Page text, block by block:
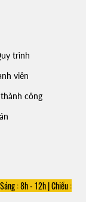
trình
viên
công
: 8h - 12h |Chiều :